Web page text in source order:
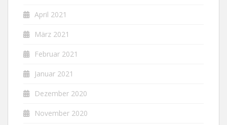
April 2021
März 2021
Februar 2021
Januar 2021
Dezember 2020
November 2020